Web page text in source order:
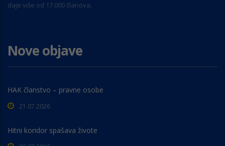
daje više od 17.000 članova.
Nove objave
HAK članstvo – pravne osobe
21.07.2026
Hitni koridor spašava živote